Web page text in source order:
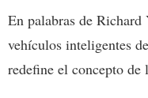
En palabras de
vehículos inteligentes
redefine el concepto